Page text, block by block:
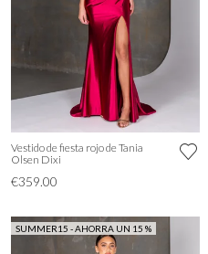
Vestido de fiesta rojo de Tania
Olsen Dixi
€359.00
SUMMER15 - AHORRA UN 15 %